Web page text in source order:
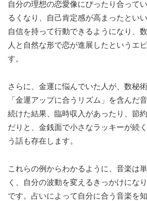
自分の理想の恋愛像にぴったり合って
るくなり、自己肯定感が高まったとい
自信を持って行動できるようになり、
人と自然な形で恋が進展したというエ
す。
さらに、金運に悩んでいた人が、数秘
「金運アップに合うリズム」を含んだ
続けた結果、臨時収入があったり、節
だりと、金銭面で小さなラッキーが続
う話も存在します。
これらの例からわかるように、音楽は
く、自分の波動を変えるきっかけにな
です。占いによって自分に合う音楽を